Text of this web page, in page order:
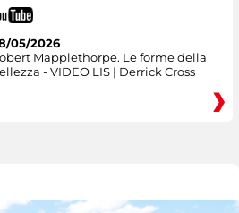
05/2026
Mapplethorpe. Le forme della
- VIDEO LIS | Derrick Cross